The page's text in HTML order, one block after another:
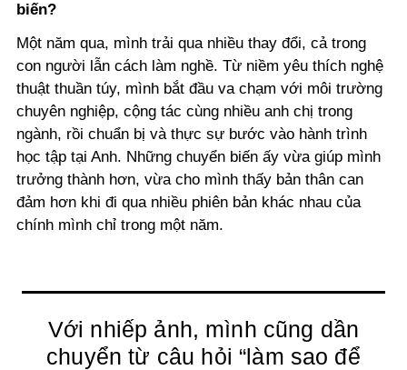
biến?
Một năm qua, mình trải qua nhiều thay đổi, cả trong
con người lẫn cách làm nghề. Từ niềm yêu thích nghệ
thuật thuần túy, mình bắt đầu va chạm với môi trường
chuyên nghiệp, cộng tác cùng nhiều anh chị trong
ngành, rồi chuẩn bị và thực sự bước vào hành trình
học tập tại Anh. Những chuyển biến ấy vừa giúp mình
trưởng thành hơn, vừa cho mình thấy bản thân can
đảm hơn khi đi qua nhiều phiên bản khác nhau của
chính mình chỉ trong một năm.
Với nhiếp ảnh, mình cũng dần
chuyển từ câu hỏi “làm sao để